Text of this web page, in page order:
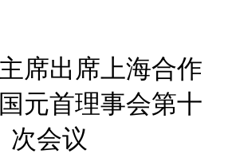
席出席上海合作
元首理事会第十
次会议